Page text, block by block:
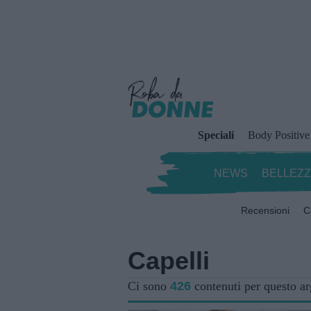
Speciali Body Positive
NEWS
Recensioni
Capelli
Ci sono 426 contenuti per questo